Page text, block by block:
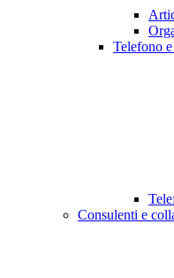
Telefono
Consulenti e